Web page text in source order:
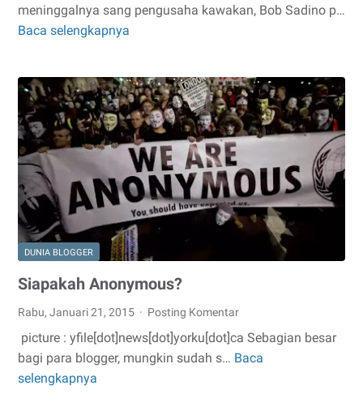
meninggalnya sang pengusaha kawakan, Bob Sadino p…
Baca selengkapnya
'Goblok"
Bob
Sadino
yang
Mendunia
DUNIA BLOGGER
Siapakah Anonymous?
Rabu, Januari 21, 2015 Posting Komentar
picture : yfile[dot]news[dot]yorku[dot]ca Sebagian besar
bagi para blogger, mungkin sudah s… Baca
selengkapnya
Siapakah